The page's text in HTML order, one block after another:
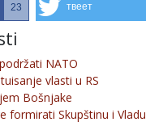
23 твеет
NATO
vlasti u RS
Bošnjake
formirati Skupštinu i Vladu